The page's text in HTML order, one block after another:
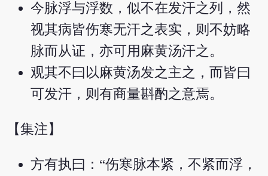
今脉浮与浮数，似不在发汗之列，然
视其病皆伤寒无汗之表实，则不妨略
脉而从证，亦可用麻黄汤汗之。
观其不曰以麻黄汤发之主之，而皆曰
可发汗，则有商量斟酌之意焉。
【集注】
方有执曰：“伤寒脉本紧，不紧而浮，